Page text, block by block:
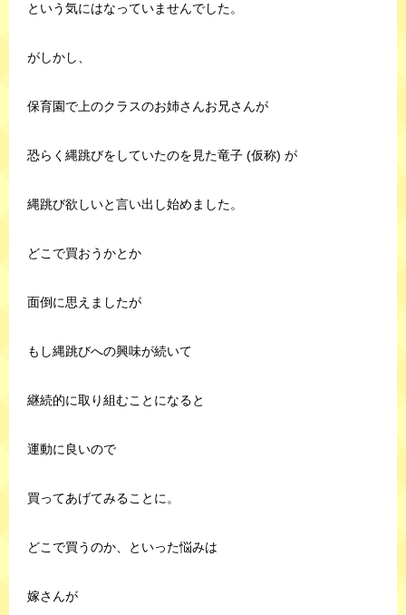
という気にはなっていませんでした。
がしかし、
保育園で上のクラスのお姉さんお兄さんが
恐らく縄跳びをしていたのを見た竜子 (仮称) が
縄跳び欲しいと言い出し始めました。
どこで買おうかとか
面倒に思えましたが
もし縄跳びへの興味が続いて
継続的に取り組むことになると
運動に良いので
買ってあげてみることに。
どこで買うのか、といった悩みは
嫁さんが